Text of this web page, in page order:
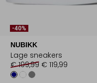
-40%
NUBIKK
Lage sneakers
€ 199,99 € 119,99